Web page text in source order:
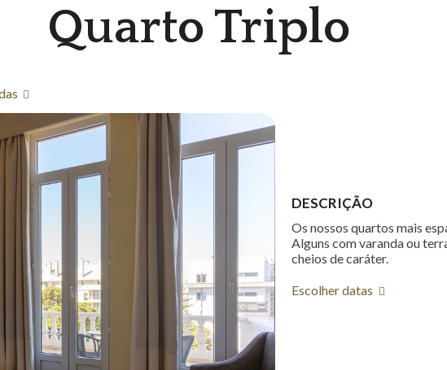
Quarto Triplo
DESCRIÇÃO
Os nossos quartos mais
Alguns com varanda ou
cheios de caráter.
Escolher datas